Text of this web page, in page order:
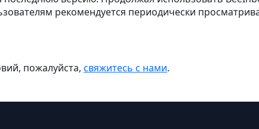
рекомендуется периодически
пожалуйста, свяжитесь с нами.